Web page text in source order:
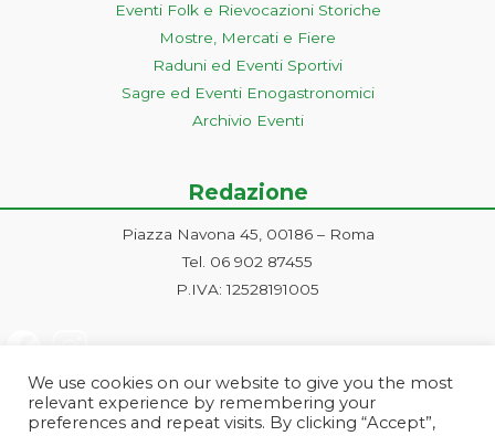
Eventi Folk e Rievocazioni Storiche
Mostre, Mercati e Fiere
Raduni ed Eventi Sportivi
Sagre ed Eventi Enogastronomici
Archivio Eventi
Redazione
Piazza Navona 45, 00186 – Roma
Tel. 06 902 87455
P.IVA: 12528191005
We use cookies on our website to give you the most
relevant experience by remembering your
preferences and repeat visits. By clicking “Accept”,